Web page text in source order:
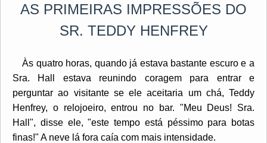
AS PRIMEIRAS IMPRESSÕES DO
SR. TEDDY HENFREY
Às quatro horas, quando já estava bastante escuro e a
Sra. Hall estava reunindo coragem para entrar e
perguntar ao visitante se ele aceitaria um chá, Teddy
Henfrey, o relojoeiro, entrou no bar. "Meu Deus! Sra.
Hall", disse ele, "este tempo está péssimo para botas
finas!" A neve lá fora caía com mais intensidade.